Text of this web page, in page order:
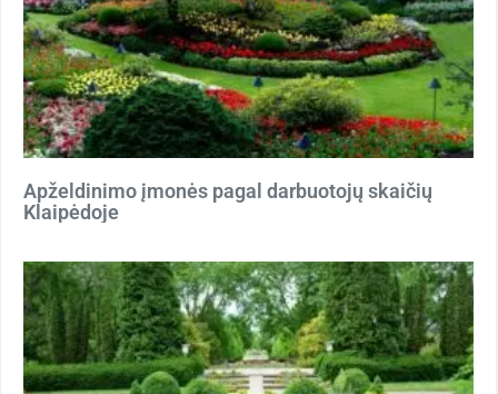
Apželdinimo įmonės pagal darbuotojų skaičių
Klaipėdoje